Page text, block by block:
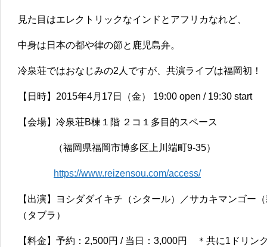
見た目はエレクトリックなインドとアフリカなれど、
中身は日本の都や律の節と鹿児島弁。
冷泉荘ではおなじみの2人ですが、共演ライブは福岡初！
【日時】2015年4月17日（金） 19:00 open / 19:30 start
【会場】冷泉荘B棟１階 ２コ１多目的スペース
（福岡県福岡市博多区上川端町9-35）
https://www.reizensou.com/access/
【出演】ヨシダダイキチ（シタール）／サカキマンゴー
（タブラ）
【料金】予約：2,500円 / 当日：3,000円 ＊共に1ドリン